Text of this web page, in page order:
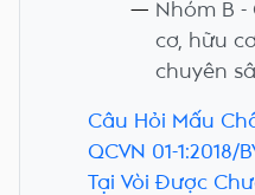
Nhóm B -
cơ, hữu
chuyên
Câu Hỏi Mấu
QCVN 01-
Tại Vòi Được